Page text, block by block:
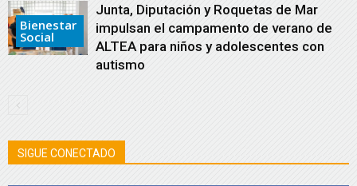
Bienestar
Social
Junta, Diputación y Roquetas de Mar
impulsan el campamento de verano de
ALTEA para niños y adolescentes con
autismo
SIGUE CONECTADO